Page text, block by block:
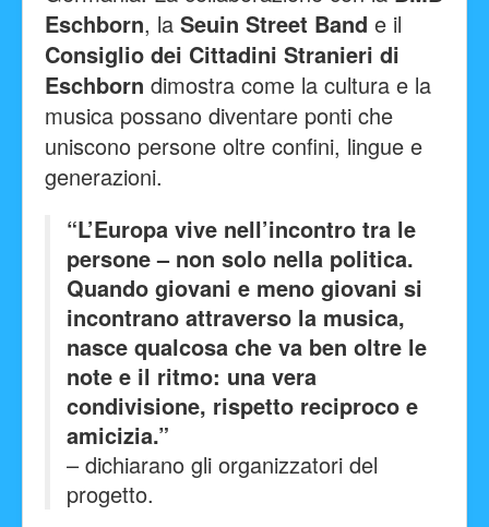
Eschborn, la Seuin Street Band e il
Consiglio dei Cittadini Stranieri di
Eschborn dimostra come la cultura e la
musica possano diventare ponti che
uniscono persone oltre confini, lingue e
generazioni.
“L’Europa vive nell’incontro tra le
persone – non solo nella politica.
Quando giovani e meno giovani si
incontrano attraverso la musica,
nasce qualcosa che va ben oltre le
note e il ritmo: una vera
condivisione, rispetto reciproco e
amicizia.”
– dichiarano gli organizzatori del
progetto.